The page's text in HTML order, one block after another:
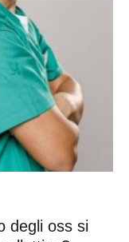
degli oss si